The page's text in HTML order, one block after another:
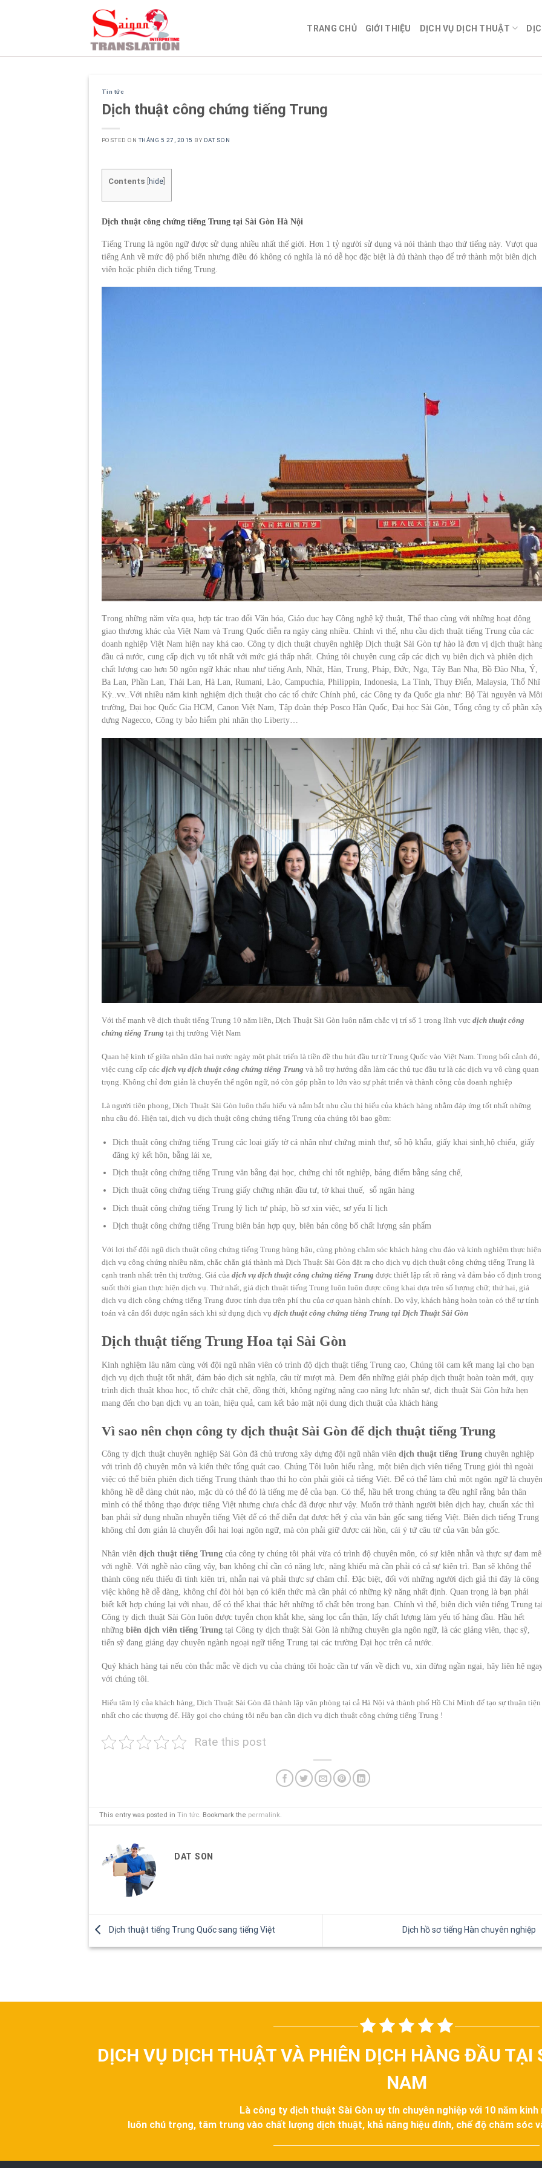
TRANG CHỦ GIỚI THIỆU DỊCH VỤ DỊCH THUẬT
Tin tức
Dịch thuật công chứng tiếng Trung
POSTED ONTHÁNG 5 27, 2015 BY DAT SON
Contents hide
Dịch thuật công chứng tiếng Trung tại Sài Gòn Hà Nội
Tiếng Trung là ngôn ngữ được sử dụng nhiều nhất thế giới. Hơn 1 tỷ người sử dụng và nói thành thạo thứ tiếng này. Vượt qua
tiếng Anh về mức độ phổ biến nhưng điều đó không có nghĩa là nó dễ học đặc biệt là đủ thành thạo để trở thành một biên dịch
viên hoặc phiên dịch tiếng Trung.
Trong những năm vừa qua, hợp tác trao đổi Văn hóa, Giáo dục hay Công nghệ kỹ thuật, Thể thao cùng với những hoạt động
giao thương khác của Việt Nam và Trung Quốc diễn ra ngày càng nhiều. Chính vì thế, nhu cầu dịch thuật tiếng Trung của các
doanh nghiệp Việt Nam hiện nay khá cao. Công ty dịch thuật chuyên nghiệp Dịch thuật Sài Gòn tự hào là đơn vị dịch thuật
đầu cả nước, cung cấp dịch vụ tốt nhất với mức giá thấp nhất. Chúng tôi chuyên cung cấp các dịch vụ biên dịch và phiên dịch
chất lượng cao hơn 50 ngôn ngữ khác nhau như tiếng Anh, Nhật, Hàn, Trung, Pháp, Đức, Nga, Tây Ban Nha, Bồ Đào Nha, Ý,
Ba Lan, Phần Lan, Thái Lan, Hà Lan, Rumani, Lào, Campuchia, Philippin, Indonesia, La Tinh, Thụy Điển, Malaysia, Thổ Nhĩ
Kỳ..vv..Với nhiều năm kinh nghiệm dịch thuật cho các tổ chức Chính phủ, các Công ty đa Quốc gia như: Bộ Tài nguyên và Môi
trường, Đại học Quốc Gia HCM, Canon Việt Nam, Tập đoàn thép Posco Hàn Quốc, Đại học Sài Gòn, Tổng công ty cổ phần
dựng Nagecco, Công ty bảo hiểm phi nhân thọ Liberty…
Với thế mạnh về dịch thuật tiếng Trung 10 năm liền, Dịch Thuật Sài Gòn luôn nắm chắc vị trí số 1 trong lĩnh vực dịch thuật công
chứng tiếng Trung tại thị trường Việt Nam
Quan hệ kinh tế giữa nhân dân hai nước ngày một phát triển là tiền đề thu hút đầu tư từ Trung Quốc vào Việt Nam. Trong bối cảnh đó,
việc cung cấp các dịch vụ dịch thuật công chứng tiếng Trung và hỗ trợ hướng dẫn làm các thủ tục đầu tư là các dịch vụ vô cùng quan
trọng. Không chỉ đơn giản là chuyển thể ngôn ngữ, nó còn góp phần to lớn vào sự phát triển và thành công của doanh nghiệp
Là người tiên phong, Dịch Thuật Sài Gòn luôn thấu hiểu và nắm bắt nhu cầu thị hiếu của khách hàng nhằm đáp ứng tốt nhất những
nhu cầu đó. Hiện tại, dịch vụ dịch thuật công chứng tiếng Trung của chúng tôi bao gồm:
Dịch thuật công chứng tiếng Trung các loại giấy tờ cá nhân như chứng minh thư, sổ hộ khẩu, giấy khai sinh,hộ chiếu, giấy
đăng ký kết hôn, bằng lái xe,
Dịch thuật công chứng tiếng Trung văn bằng đại học, chứng chỉ tốt nghiệp, bảng điểm bằng sáng chế,
Dịch thuật công chứng tiếng Trung giấy chứng nhận đầu tư, tờ khai thuế, sổ ngân hàng
Dịch thuật công chứng tiếng Trung lý lịch tư pháp, hồ sơ xin việc, sơ yếu lí lịch
Dịch thuật công chứng tiếng Trung biên bản hợp quy, biên bản công bố chất lượng sản phẩm
Với lợi thế đội ngũ dịch thuật công chứng tiếng Trung hùng hậu, cùng phòng chăm sóc khách hàng chu đáo và kinh nghiệm thực hiện
dịch vụ công chứng nhiều năm, chắc chắn giá thành mà Dịch Thuật Sài Gòn đặt ra cho dịch vụ dịch thuật công chứng tiếng Trung là
cạnh tranh nhất trên thị trường. Giá của dịch vụ dịch thuật công chứng tiếng Trung được thiết lập rất rõ ràng và đảm bảo cố định trong
suốt thời gian thực hiện dịch vụ. Thứ nhất, giá dịch thuật tiếng Trung luôn luôn được công khai dựa trên số lượng chữ; thứ hai, giá
dịch vụ dịch công chứng tiếng Trung được tính dựa trên phí thu của cơ quan hành chính. Do vậy, khách hàng hoàn toàn có thể tự tính
toán và cân đối được ngân sách khi sử dụng dịch vụ dịch thuật công chứng tiếng Trung tại Dịch Thuật Sài Gòn
Dịch thuật tiếng Trung Hoa tại Sài Gòn
Kinh nghiệm lâu năm cùng với đội ngũ nhân viên có trình độ dịch thuật tiếng Trung cao, Chúng tôi cam kết mang lại cho bạn
dịch vụ dịch thuật tốt nhất, đảm bảo dịch sát nghĩa, câu từ mượt mà. Đem đến những giải pháp dịch thuật hoàn toàn mới, quy
trình dịch thuật khoa học, tổ chức chặt chẽ, đồng thời, không ngừng nâng cao năng lực nhân sự, dịch thuật Sài Gòn hứa hẹn
mang đến cho bạn dịch vụ an toàn, hiệu quả, cam kết bảo mật nội dung dịch thuật của khách hàng
Vì sao nên chọn công ty dịch thuật Sài Gòn để dịch thuật tiếng Trung
Công ty dịch thuật chuyên nghiệp Sài Gòn đã chủ trương xây dựng đội ngũ nhân viên dịch thuật tiếng Trung chuyên nghiệp
với trình độ chuyên môn và kiến thức tổng quát cao. Chúng Tôi luôn hiểu rằng, một biên dịch viên tiếng Trung giỏi thì ngoài
việc có thể biên phiên dịch tiếng Trung thành thạo thì họ còn phải giỏi cả tiếng Việt. Để có thể làm chủ một ngôn ngữ là chuyện
không hề dễ dàng chút nào, mặc dù có thể đó là tiếng mẹ đẻ của bạn. Có thể, hầu hết trong chúng ta đều nghĩ rằng bản thân
mình có thể thông thạo được tiếng Việt nhưng chưa chắc đã được như vậy. Muốn trở thành người biên dịch hay, chuẩn xác thì
bạn phải sử dụng nhuần nhuyễn tiếng Việt để có thể diễn đạt được hết ý của văn bản gốc sang tiếng Việt. Biên dịch tiếng Trung
không chỉ đơn giản là chuyển đổi hai loại ngôn ngữ, mà còn phải giữ được cái hồn, cái ý tứ câu từ của văn bản gốc.
Nhân viên dịch thuật tiếng Trung của công ty chúng tôi phải vừa có trình độ chuyên môn, có sự kiên nhẫn và thực sự đam mê
với nghề. Với nghề nào cũng vậy, bạn không chỉ cần có năng lực, năng khiếu mà cần phải có cả sự kiên trì. Bạn sẽ không thể
thành công nếu thiếu đi tính kiên trì, nhẫn nại và phải thực sự chăm chỉ. Đặc biệt, đối với những người dịch giả thì đây là công
việc không hề dễ dàng, không chỉ đòi hỏi bạn có kiến thức mà cần phải có những kỹ năng nhất định. Quan trọng là bạn phải
biết kết hợp chúng lại với nhau, để có thể khai thác hết những tố chất bên trong bạn. Chính vì thế, biên dịch viên tiếng Trung tại
Công ty dịch thuật Sài Gòn luôn được tuyển chọn khắt khe, sàng lọc cẩn thận, lấy chất lượng làm yếu tố hàng đầu. Hầu hết
những biên dịch viên tiếng Trung tại Công ty dịch thuật Sài Gòn là những chuyên gia ngôn ngữ, là các giảng viên, thạc sỹ,
tiến sỹ đang giảng dạy chuyên ngành ngoại ngữ tiếng Trung tại các trường Đại học trên cả nước.
Quý khách hàng tại nếu còn thắc mắc về dịch vụ của chúng tôi hoặc cần tư vấn về dịch vụ, xin đừng ngần ngại, hãy liên hệ
với chúng tôi.
Hiểu tâm lý của khách hàng, Dịch Thuật Sài Gòn đã thành lập văn phòng tại cả Hà Nội và thành phố Hồ Chí Minh để tạo sự thuận tiện
nhất cho các thượng đế. Hãy gọi cho chúng tôi nếu bạn cần dịch vụ dịch thuật công chứng tiếng Trung !
Rate this post
This entry was posted in Tin tức. Bookmark the permalink.
DAT SON
Dịch thuật tiếng Trung Quốc sang tiếng Việt Dịch hồ sơ tiếng Hàn chuyên nghiệp
DỊCH VỤ DỊCH THUẬT VÀ PHIÊN DỊCH HÀNG ĐẦU TẠI
NAM
Là công ty dịch thuật Sài Gòn uy tín chuyên nghiệp với 10 năm kinh
luôn chú trọng, tâm trung vào chất lượng dịch thuật, khả năng hiệu đính, chế độ chăm sóc